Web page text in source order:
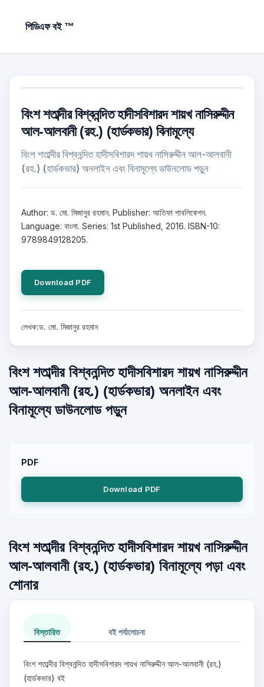
পিডিএফ বই ™
বিংশ শতাব্দীর বিশ্বনন্দিত হাদীসবিশারদ শায়খ নাসিরুদ্দীন
আল-আলবানী (রহ.) (হার্ডকভার) বিনামূল্যে
বিংশ শতাব্দীর বিশ্বনন্দিত হাদীসবিশারদ শায়খ নাসিরুদ্দীন আল-আলবানী
(রহ.) (হার্ডকভার) অনলাইন এবং বিনামূল্যে ডাউনলোড পড়ুন
Author: ড. মো. মিজানুর রহমান. Publisher: আতিফা পাবলিকেশন.
Language: বাংলা. Series: 1st Published, 2016. ISBN-10:
9789849128205.
Download PDF
লেখক:ড. মো. মিজানুর রহমান
বিংশ শতাব্দীর বিশ্বনন্দিত হাদীসবিশারদ শায়খ নাসিরুদ্দীন
আল-আলবানী (রহ.) (হার্ডকভার) অনলাইন এবং
বিনামূল্যে ডাউনলোড পড়ুন
PDF
Download PDF
বিংশ শতাব্দীর বিশ্বনন্দিত হাদীসবিশারদ শায়খ নাসিরুদ্দীন
আল-আলবানী (রহ.) (হার্ডকভার) বিনামূল্যে পড়া এবং
শোনার
বিস্তারিত বই পর্যালোচনা
বিংশ শতাব্দীর বিশ্বনন্দিত হাদীসবিশারদ শায়খ নাসিরুদ্দীন আল-আলবানী (রহ.)
(হার্ডকভার) বই